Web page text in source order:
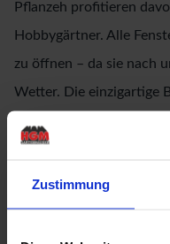
Zustimmung
Pflanzeh profitieren
Hobbygärtner. Alle
zu öffnen – da sie nach
Wetter. Die einzigartige
erfolgt durch
Aluminium auf der
anderen Seite rahmen
Glasscheiben (ESG